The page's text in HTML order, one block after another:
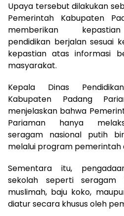
Upaya tersebut dilakukan
Pemerintah Kabupaten
memberikan
pendidikan berjalan sesuai
kepastian atas informasi
masyarakat.
Kepala Dinas
Kabupaten Padang
menjelaskan bahwa
Pariaman hanya
seragam nasional putih
melalui program pemerintah
Sementara itu,
sekolah seperti seragam
muslimah, baju koko,
diatur secara khusus oleh